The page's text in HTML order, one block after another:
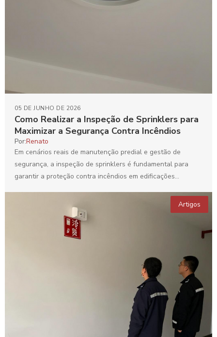
Como Realizar a Inspeção de Sprinklers para
Maximizar a Segurança Contra Incêndios
05 DE JUNHO DE 2026
Por:Renato
Em cenários reais de manutenção predial e gestão de
segurança, a inspeção de sprinklers é fundamental para
garantir a proteção contra incêndios em edificações
Artigos